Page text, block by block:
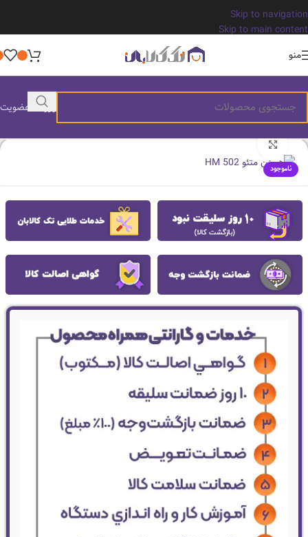
Skip to navigation
Skip to main content
منو
ورود / عضویت
ناموجود